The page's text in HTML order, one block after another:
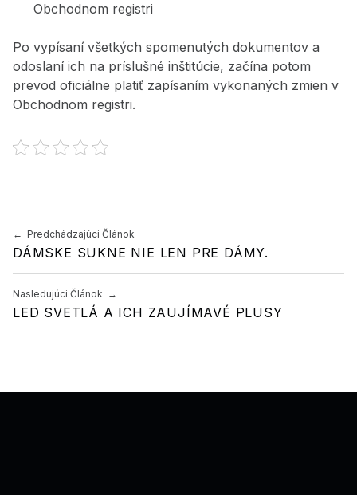
Obchodnom registri
Po vypísaní všetkých spomenutých dokumentov a
odoslaní ich na príslušné inštitúcie, začína potom
prevod oficiálne platiť zapísaním vykonaných zmien v
Obchodnom registri.
Preskočiť späť na hlavnú navigáciu
Navigácia v článku
Predchádzajúci Článok
DÁMSKE SUKNE NIE LEN PRE DÁMY.
Nasledujúci Článok
LED SVETLÁ A ICH ZAUJÍMAVÉ PLUSY